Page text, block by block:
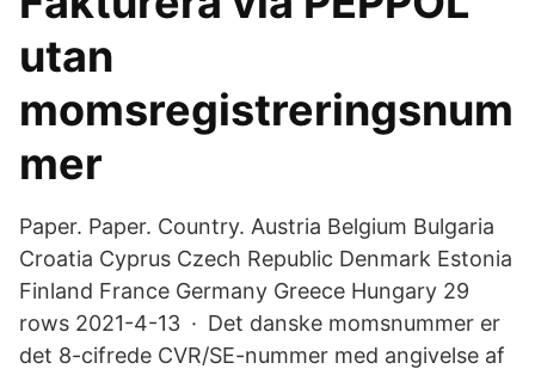
utan
momsregistreringsnum
mer
Paper. Paper. Country. Austria Belgium Bulgaria
Croatia Cyprus Czech Republic Denmark Estonia
Finland France Germany Greece Hungary 29
rows 2021-4-13 · Det danske momsnummer er
det 8-cifrede CVR/SE-nummer med angivelse af